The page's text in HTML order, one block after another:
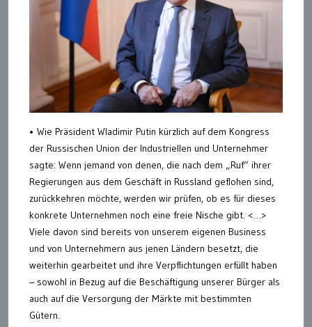
• Wie Präsident Wladimir Putin kürzlich auf dem Kongress
der Russischen Union der Industriellen und Unternehmer
sagte: Wenn jemand von denen, die nach dem „Ruf“ ihrer
Regierungen aus dem Geschäft in Russland geflohen sind,
zurückkehren möchte, werden wir prüfen, ob es für dieses
konkrete Unternehmen noch eine freie Nische gibt. <…>
Viele davon sind bereits von unserem eigenen Business
und von Unternehmern aus jenen Ländern besetzt, die
weiterhin gearbeitet und ihre Verpflichtungen erfüllt haben
– sowohl in Bezug auf die Beschäftigung unserer Bürger als
auch auf die Versorgung der Märkte mit bestimmten
Gütern.